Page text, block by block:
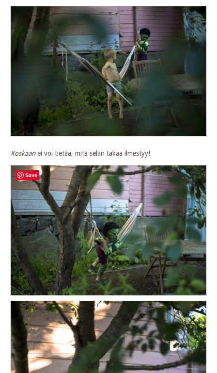
Koskaanei voi tietää, mitä selän takaa ilmestyy!
Save